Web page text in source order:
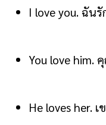
I love you. ฉัน
You love him.
He loves her.